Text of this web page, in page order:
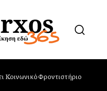
Κοινωνικό Φροντιστήριο
ενημέρωσης από το Τμήμα